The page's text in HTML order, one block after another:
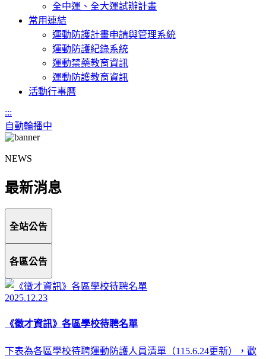
全中運、全大運試辦計畫
常用連結
運動防護計畫申請與管理系統
運動防護紀錄系統
運動禁藥教育資訊
運動防護教育資訊
活動行事曆
:::
自動輪播中
NEWS
最新消息
全站公告
各區公告
2025.12.23
《徵才資訊》各區學校待聘名單
下表為各區學校待聘運動防護人員清單（115.6.24更新），歡